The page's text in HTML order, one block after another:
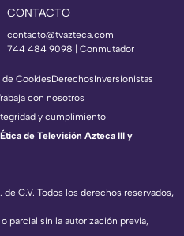
CONTACTO
contacto@tvazteca.com
744 484 9098 | Conmutador
C.V. Todos los derechos reservados,
parcial sin la autorización previa,
CookiesDerechosInversionistas
con nosotros
y cumplimiento
de Televisión Azteca III y